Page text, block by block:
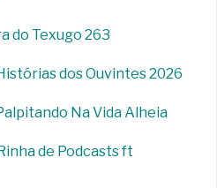
do Texugo 263
dos Ouvintes 2026
Na Vida Alheia
de Podcasts ft